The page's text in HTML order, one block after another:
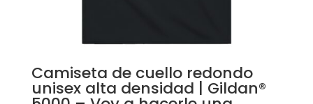
Camiseta de cuello redondo
unisex alta densidad | Gildan®